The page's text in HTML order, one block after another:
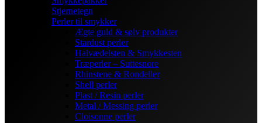
Stjernetegn
Perler til smykker
Ægte guld & sølv produkter
Stardust perler
Halvædelsten & Smykkesten
Træperler – Suttesnore
Rhinstene & Rondeller
Shell perler
Plast / Resin perler
Metal / Messing perler
Cloisonne perler